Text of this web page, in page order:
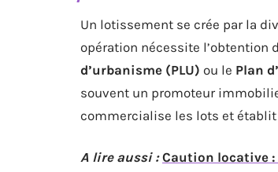
Un lotissement se crée par la
opération nécessite l’obtention
d’urbanisme (PLU) ou le Plan
souvent un promoteur
commercialise les lots et
A lire aussi : Caution locative